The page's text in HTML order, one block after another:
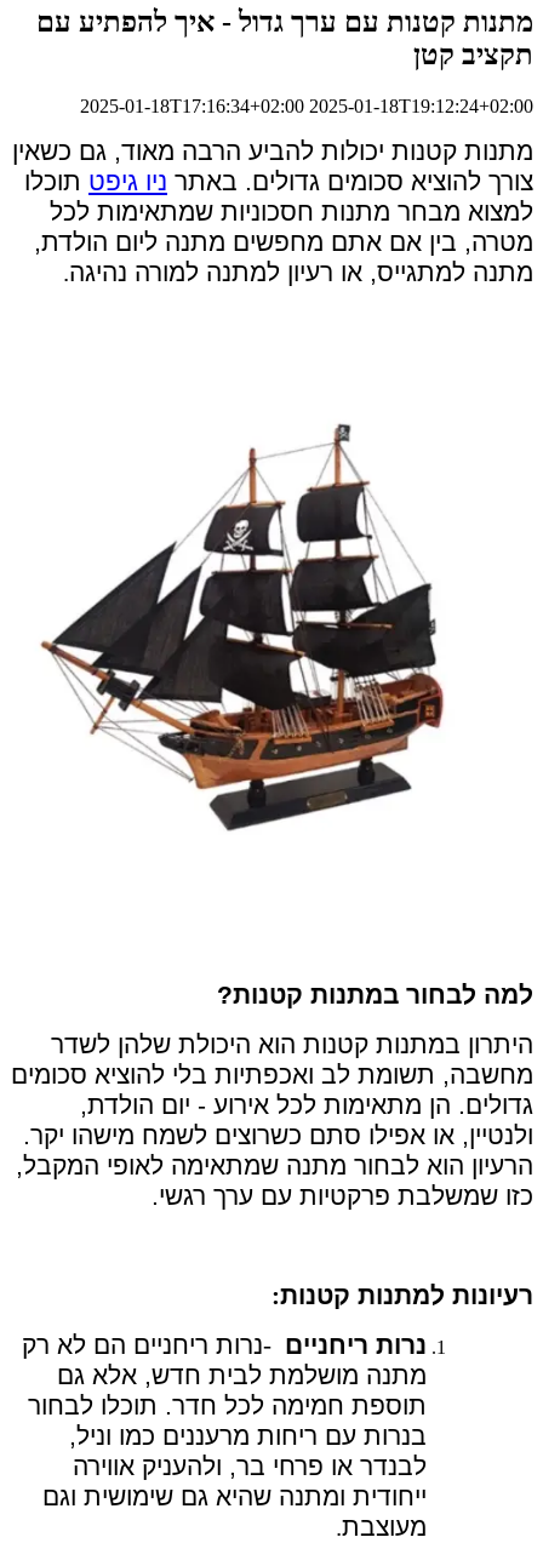
מתנות קטנות עם ערך גדול - איך להפתיע עם
תקציב קטן
2025-01-18T17:16:34+02:00 2025-01-18T19:12:24+02:00
מתנות קטנות יכולות להביע הרבה מאוד, גם כשאין
צורך להוציא סכומים גדולים. באתר ניו גיפט תוכלו
למצוא מבחר מתנות חסכוניות שמתאימות לכל
מטרה, בין אם אתם מחפשים מתנה ליום הולדת,
מתנה למתגייס, או רעיון למתנה למורה נהיגה.
למה לבחור במתנות קטנות?
היתרון במתנות קטנות הוא היכולת שלהן לשדר
מחשבה, תשומת לב ואכפתיות בלי להוציא סכומים
גדולים. הן מתאימות לכל אירוע - יום הולדת,
ולנטיין, או אפילו סתם כשרוצים לשמח מישהו יקר.
הרעיון הוא לבחור מתנה שמתאימה לאופי המקבל,
כזו שמשלבת פרקטיות עם ערך רגשי.
רעיונות למתנות קטנות:
נרות ריחניים -נרות ריחניים הם לא רק
מתנה מושלמת לבית חדש, אלא גם
תוספת חמימה לכל חדר. תוכלו לבחור
בנרות עם ריחות מרעננים כמו וניל,
לבנדר או פרחי בר, ולהעניק אווירה
ייחודית ומתנה שהיא גם שימושית וגם
מעוצבת.